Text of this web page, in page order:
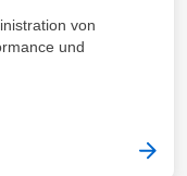
von
und